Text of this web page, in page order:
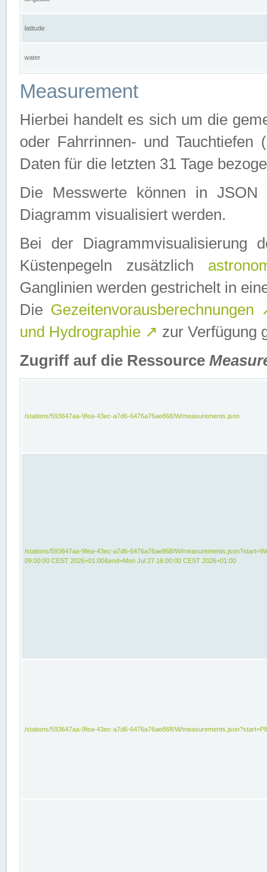
latitude
water
Measurement
Hierbei handelt es sich um die
oder Fahrrinnen- und Tauchtiefen
Daten für die letzten 31 Tage
Die Messwerte können in
Diagramm visualisiert werden.
Bei der Diagrammvisualisierung
Küstenpegeln zusätzlich
Ganglinien werden gestrichelt in
Die Gezeitenvorausberechnungen
und Hydrographie ↗ zur Verfügung
Zugriff auf die Ressource
/stations/593647aa-9fea-43ec-a7d6-6476a76ae868/W/measurements.json
/stations/593647aa-9fea-43ec-a7d6-6476a76ae868/W/
09:00:00 CEST 2026+01:00&end=Mon Jul 27 16:00:00 CEST 2026+01:00
/stations/593647aa-9fea-43ec-a7d6-6476a76ae868/W/